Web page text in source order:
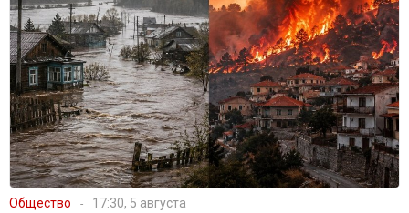
Общество 17:30, 5 августа